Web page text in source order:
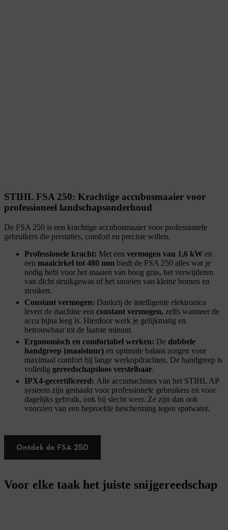
STIHL FSA 250: Krachtige accubosmaaier voor
professioneel landschapsonderhoud
De FSA 250 is een krachtige accubosmaaier voor professionele
gebruikers die prestaties, comfort en precisie willen.
Professionele kracht: Met een vermogen van 1,6 kW en
een maaicirkel tot 480 mm biedt de FSA 250 alles wat je
nodig hebt voor het maaien van hoog gras, het verwijderen
van dicht struikgewas of het snoeien van kleine bomen en
struiken.
Constant vermogen: Dankzij de intelligente elektronica
levert de machine een constant vermogen, zelfs wanneer de
accu bijna leeg is. Hierdoor werk je gelijkmatig en
betrouwbaar tot de laatste minuut.
Ergonomisch en comfortabel werken: De dubbele
handgreep (maaistuur) en optimale balans zorgen voor
maximaal comfort bij lange werkopdrachten. De handgreep is
volledig gereedschapsloos verstelbaar.
IPX4-gecertificeerd: Alle accumachines van het STIHL AP
systeem zijn gemaakt voor professionele gebruikers en voor
dagelijks gebruik, ook bij slecht weer. Ze zijn dan ook
voorzien van een beproefde bescherming tegen spatwater.
Ontdek de FSA 250
Voor elke taak het juiste snijgereedschap